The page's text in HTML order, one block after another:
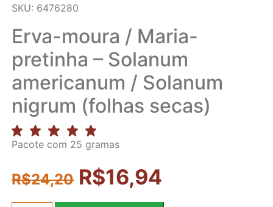
SKU: 6476280
Erva-moura / Maria-
pretinha – Solanum
americanum / Solanum
nigrum (folhas secas)
Pacote com 25 gramas
R$24,20 R$16,94